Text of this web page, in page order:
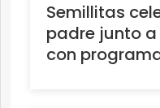
Semillitas
padre junto
con